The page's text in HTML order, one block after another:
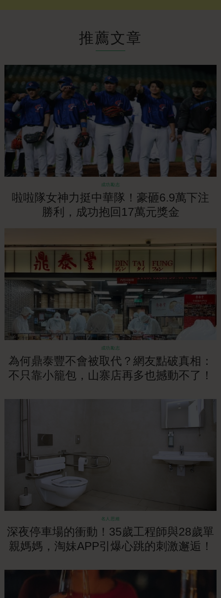
推薦文章
成功勵志
啦啦隊女神力挺中華隊！豪砸6.9萬下注
勝利，成功抱回17萬元獎金
成功勵志
為何鼎泰豐不會被取代？網友點破真相：
不只靠小籠包，山寨店再多也撼動不了！
名人思維
深夜停車場的衝動！35歲工程師與28歲單
親媽媽，淘妹APP引爆心跳的刺激邂逅！